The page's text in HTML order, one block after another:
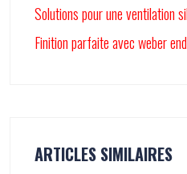
Solutions pour une ventilation
Finition parfaite avec weber
ARTICLES SIMILAIRES